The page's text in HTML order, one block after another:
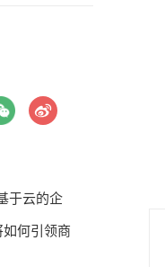
于云的企
何引领商